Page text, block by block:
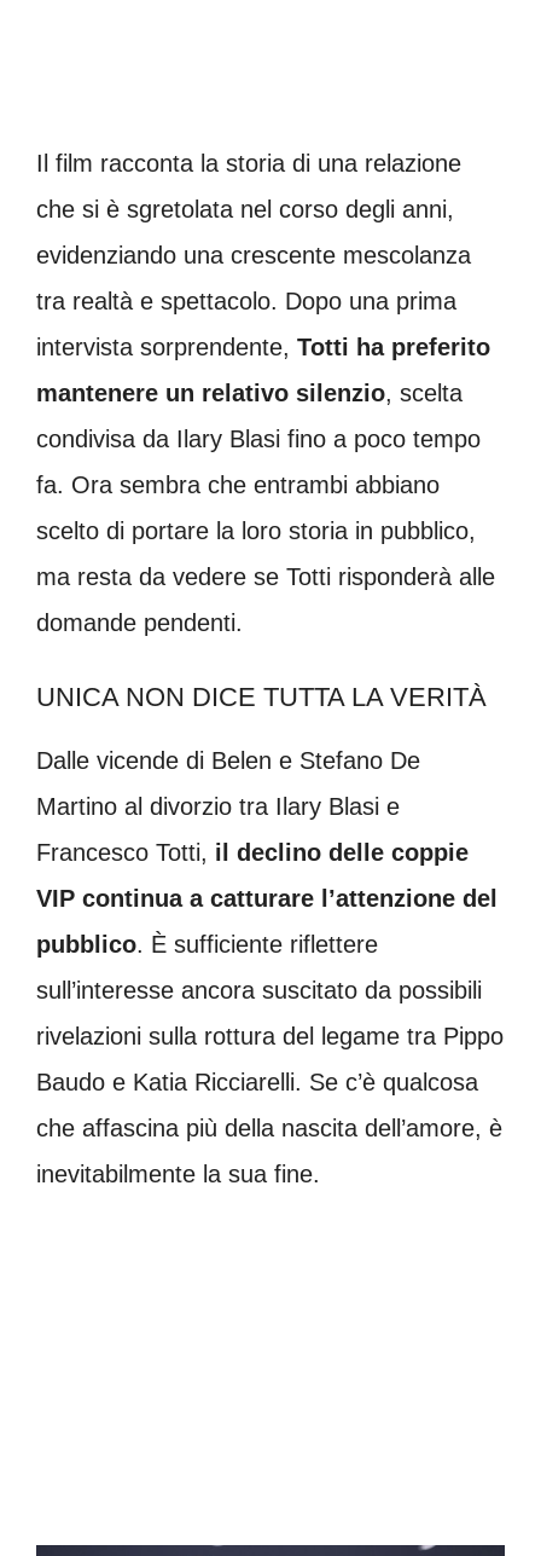
Il film racconta la storia di una relazione
che si è sgretolata nel corso degli anni,
evidenziando una crescente mescolanza
tra realtà e spettacolo. Dopo una prima
intervista sorprendente, Totti ha preferito
mantenere un relativo silenzio, scelta
condivisa da Ilary Blasi fino a poco tempo
fa. Ora sembra che entrambi abbiano
scelto di portare la loro storia in pubblico,
ma resta da vedere se Totti risponderà alle
domande pendenti.
UNICA NON DICE TUTTA LA VERITÀ
Dalle vicende di Belen e Stefano De
Martino al divorzio tra Ilary Blasi e
Francesco Totti, il declino delle coppie
VIP continua a catturare l’attenzione del
pubblico. È sufficiente riflettere
sull’interesse ancora suscitato da possibili
rivelazioni sulla rottura del legame tra Pippo
Baudo e Katia Ricciarelli. Se c’è qualcosa
che affascina più della nascita dell’amore, è
inevitabilmente la sua fine.